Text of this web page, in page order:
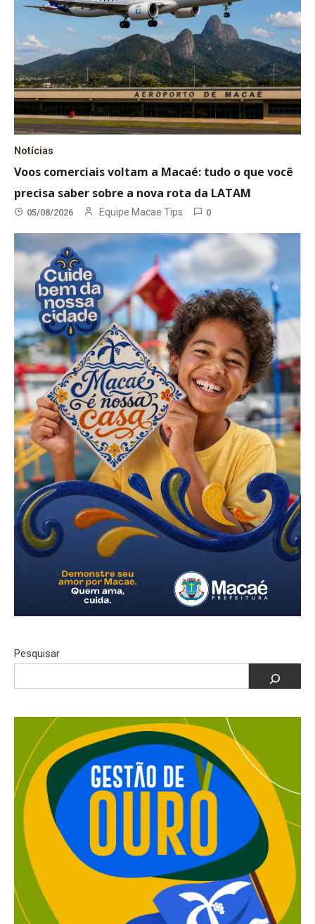
Notícias
Voos comerciais voltam a Macaé: tudo o que você
precisa saber sobre a nova rota da LATAM
05/08/2026 Equipe Macae Tips 0
Pesquisar